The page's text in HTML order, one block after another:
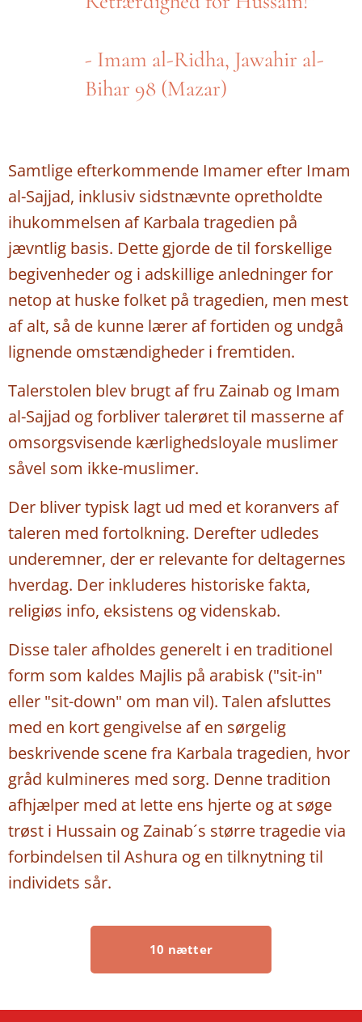
- Imam al-Ridha, Jawahir al-
Bihar 98 (Mazar)
Samtlige efterkommende Imamer efter Imam
al-Sajjad, inklusiv sidstnævnte opretholdte
ihukommelsen af Karbala tragedien på
jævntlig basis. Dette gjorde de til forskellige
begivenheder og i adskillige anledninger for
netop at huske folket på tragedien, men mest
af alt, så de kunne lærer af fortiden og undgå
lignende omstændigheder i fremtiden.
Talerstolen blev brugt af fru Zainab og Imam
al-Sajjad og forbliver talerøret til masserne af
omsorgsvisende kærlighedsloyale muslimer
såvel som ikke-muslimer.
Der bliver typisk lagt ud med et koranvers af
taleren med fortolkning. Derefter udledes
underemner, der er relevante for deltagernes
hverdag. Der inkluderes historiske fakta,
religiøs info, eksistens og videnskab.
Disse taler afholdes generelt i en traditionel
form som kaldes Majlis på arabisk ("sit-in"
eller "sit-down" om man vil). Talen afsluttes
med en kort gengivelse af en sørgelig
beskrivende scene fra Karbala tragedien, hvor
gråd kulmineres med sorg. Denne tradition
afhjælper med at lette ens hjerte og at søge
trøst i Hussain og Zainab´s større tragedie via
forbindelsen til Ashura og en tilknytning til
individets sår.
10 nætter